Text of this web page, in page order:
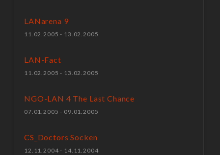
LANarena 9
11.02.2005 - 13.02.2005
LAN-Fact
11.02.2005 - 13.02.2005
NGO-LAN 4 The Last Chance
07.01.2005 - 09.01.2005
CS_Doctors Socken
12.11.2004 - 14.11.2004